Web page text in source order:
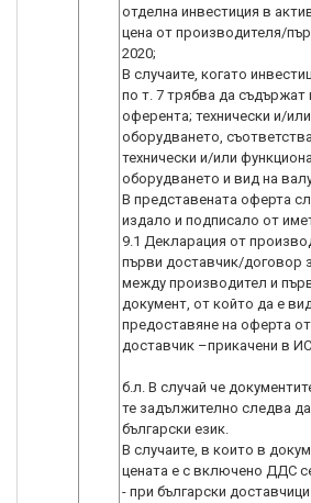
отделна инвестиция в
цена от производителя/
2020;
В случаите, когато
по т. 7 трябва да
оферента; технически и/
оборудването,
технически и/или
оборудването и вид на
В представената оферта
издало и подписало от
9.1 Декларация от
първи доставчик/договор
между производител и
документ, от който да е
предоставяне на оферта
доставчик –прикачени в
б.л. В случай че
те задължително следва
български език.
В случаите, в които в
цената е с включено ДДС
- при български